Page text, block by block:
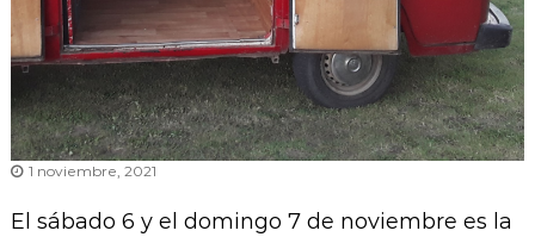
1 noviembre, 2021
El sábado 6 y el domingo 7 de noviembre es la